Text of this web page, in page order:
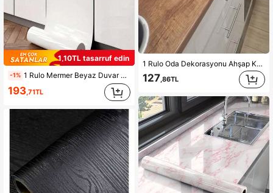
1,10TL tasarruf edin
-1% 1 Rulo Mermer Beyaz Duvar Kağıdı Vinil Kağıt Kendinden Yapışkanlı Film Dekoratif Kağıt Duvar Kaplaması Mutfak Tezgahı Dolapları Gardırop Mobilya Parıltılı Sim
193 ,71TL
1 Rulo Oda Dekorasyonu Ahşap Kendinden Yapışkanlı Duvar Kağıdı Kalın Ahşap Desenli Yapışkanlı Kağıt Tezgahlar Masa Mutfak Dolapları İçin Duvar Kağıdı Kendinden Yapışkanlı Tezgahlar Su Geçirmez Vinil Kaplama Ahşap Laminat Rulo Ahşap Desenli Yapışkanlı Kağıt Kendinden Yapışkanlı Tezgahlar Ahşap Duvar Kağıdı Kendinden Yapışkanlı Masa Üstü Kaplamaları Mutfak Tezgahları Makyaj Masası Ahşap Kaplama Levhalar Tezgah Laminatı
127 ,86TL